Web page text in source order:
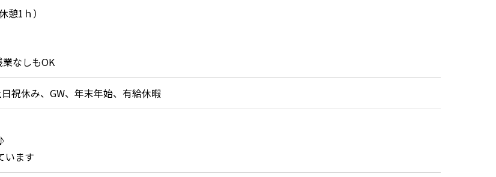
/休憩1ｈ）
なしもOK
祝休み、GW、年末年始、有給休暇
います